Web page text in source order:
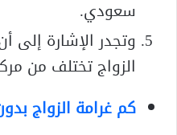
سعودي.
وتجدر الإشارة إلى
الزواج تختلف من
كم غرامة الزواج